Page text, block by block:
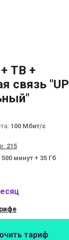
ТВ +
связь "UP
100 Мбит/с
215
500 минут + 35 Гб
тариф